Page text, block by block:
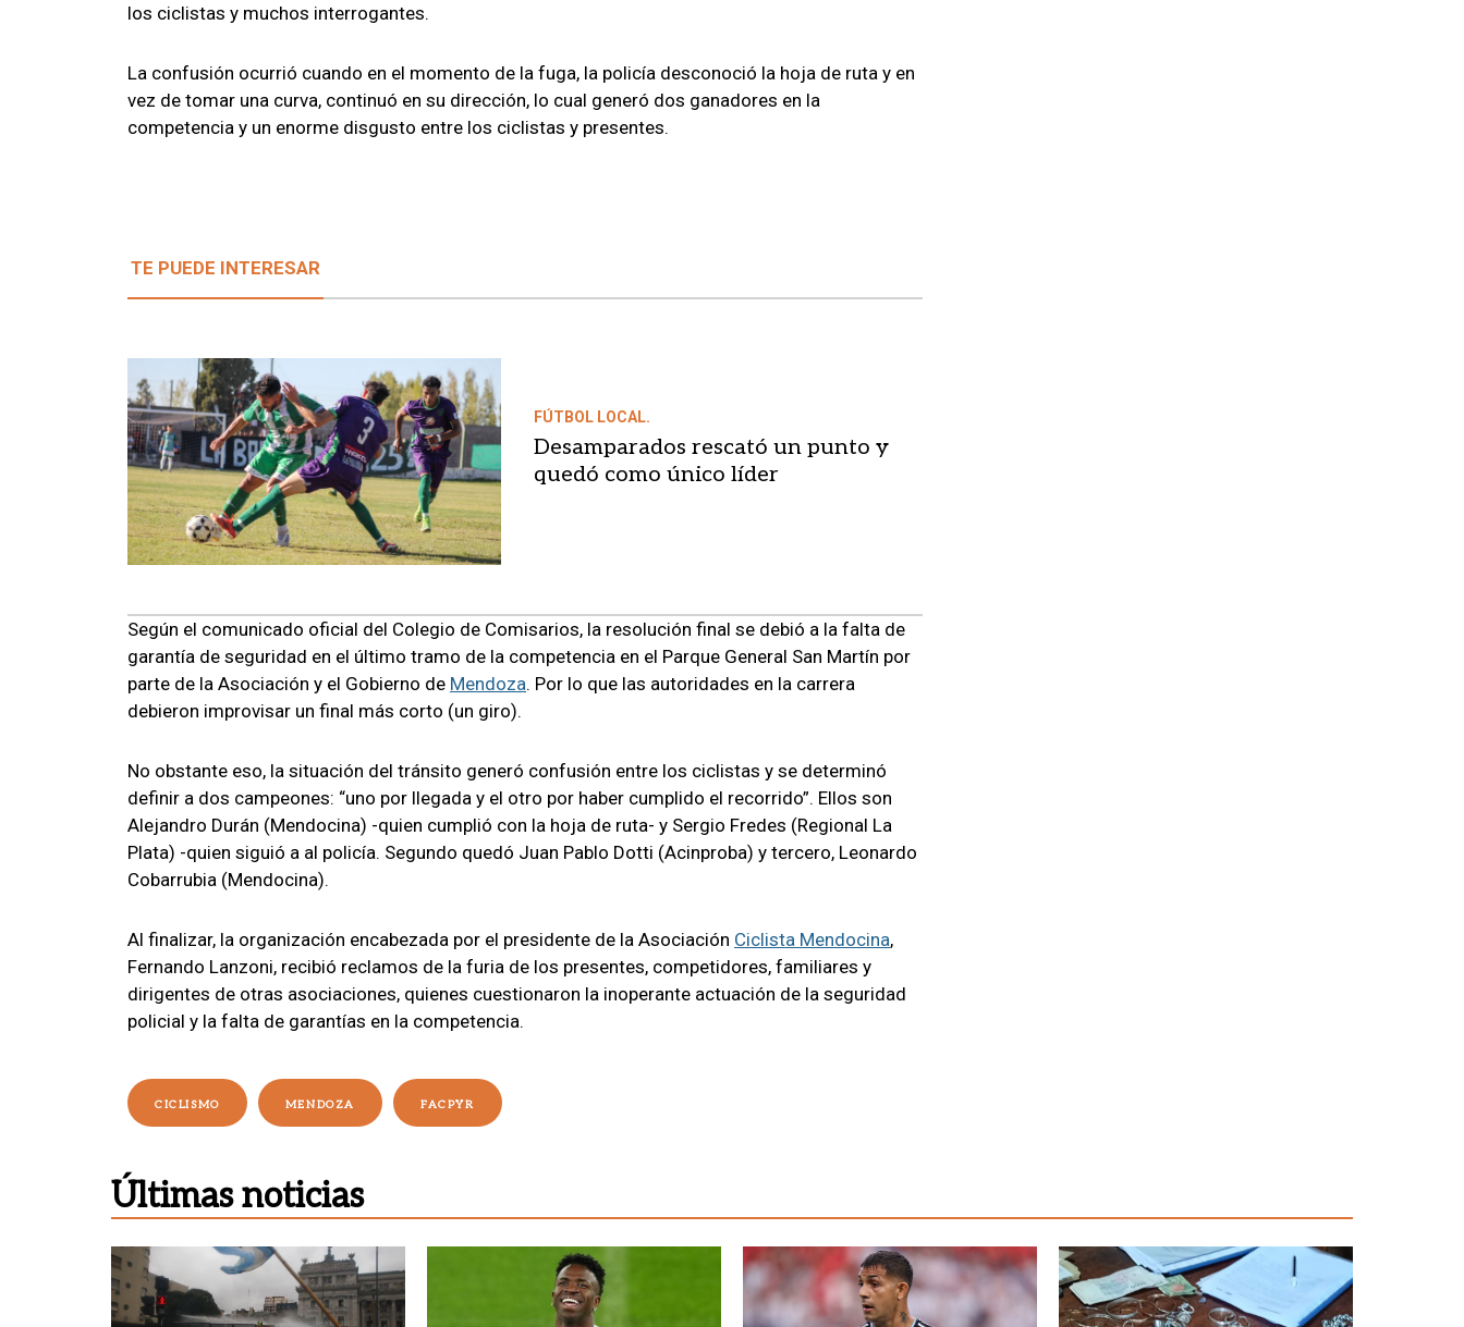
los ciclistas y muchos interrogantes.
La confusión ocurrió cuando en el momento de la fuga, la policía desconoció la hoja de ruta y en
vez de tomar una curva, continuó en su dirección, lo cual generó dos ganadores en la
competencia y un enorme disgusto entre los ciclistas y presentes.
TE PUEDE INTERESAR
FÚTBOL LOCAL.
Desamparados rescató un punto y
quedó como único líder
Según el comunicado oficial del Colegio de Comisarios, la resolución final se debió a la falta de
garantía de seguridad en el último tramo de la competencia en el Parque General San Martín por
parte de la Asociación y el Gobierno de Mendoza. Por lo que las autoridades en la carrera
debieron improvisar un final más corto (un giro).
No obstante eso, la situación del tránsito generó confusión entre los ciclistas y se determinó
definir a dos campeones: “uno por llegada y el otro por haber cumplido el recorrido”. Ellos son
Alejandro Durán (Mendocina) -quien cumplió con la hoja de ruta- y Sergio Fredes (Regional La
Plata) -quien siguió a al policía. Segundo quedó Juan Pablo Dotti (Acinproba) y tercero, Leonardo
Cobarrubia (Mendocina).
Al finalizar, la organización encabezada por el presidente de la Asociación Ciclista Mendocina,
Fernando Lanzoni, recibió reclamos de la furia de los presentes, competidores, familiares y
dirigentes de otras asociaciones, quienes cuestionaron la inoperante actuación de la seguridad
policial y la falta de garantías en la competencia.
CICLISMO MENDOZA FACPYR
Últimas noticias